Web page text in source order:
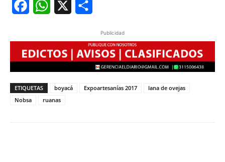
FacebookWhatsApp
Publicidad
ETIQUETAS boyacá Expoartesanías 2017
lana de ovejas
Nobsa
ruanas